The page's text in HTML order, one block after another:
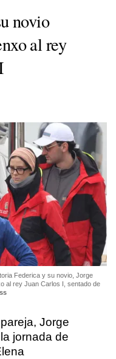
novio
al rey
Federica y su novio, Jorge
al rey Juan Carlos I, sentado de
Jorge
jornada de